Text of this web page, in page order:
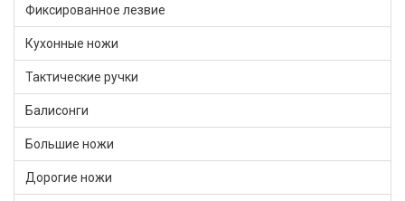
Фиксированное лезвие
Кухонные ножи
Тактические ручки
Балисонги
Большие ножи
Дорогие ножи